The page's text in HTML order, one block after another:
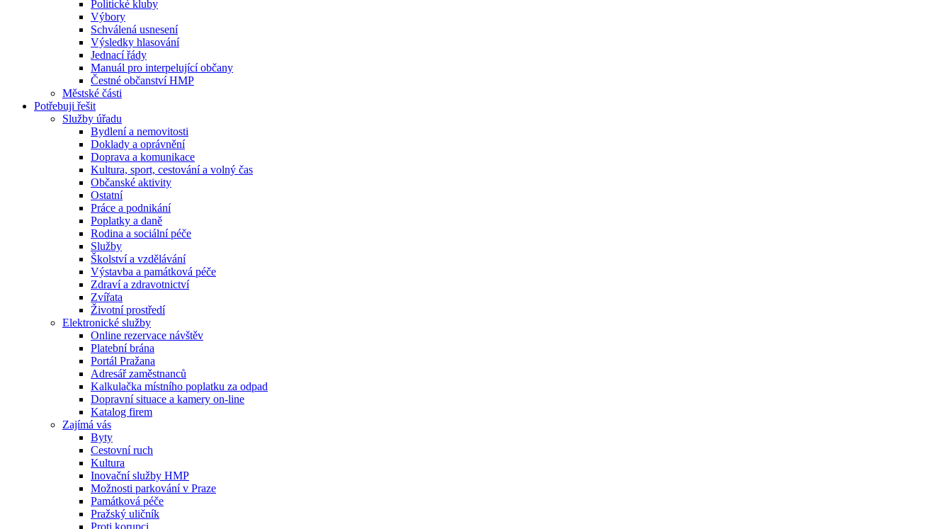
Politické kluby
Výbory
Schválená usnesení
Výsledky hlasování
Jednací řády
Manuál pro interpelující občany
Čestné občanství HMP
Městské části
Potřebuji řešit
Služby úřadu
Bydlení a nemovitosti
Doklady a oprávnění
Doprava a komunikace
Kultura, sport, cestování a volný čas
Občanské aktivity
Ostatní
Práce a podnikání
Poplatky a daně
Rodina a sociální péče
Služby
Školství a vzdělávání
Výstavba a památková péče
Zdraví a zdravotnictví
Zvířata
Životní prostředí
Elektronické služby
Online rezervace návštěv
Platební brána
Portál Pražana
Adresář zaměstnanců
Kalkulačka místního poplatku za odpad
Dopravní situace a kamery on-line
Katalog firem
Zajímá vás
Byty
Cestovní ruch
Kultura
Inovační služby HMP
Možnosti parkování v Praze
Památková péče
Pražský uličník
Proti korupci